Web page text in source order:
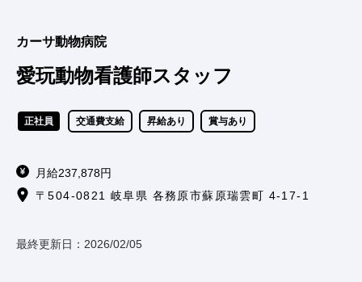
カーサ動物病院
愛玩動物看護師スタッフ
正社員 交通費支給 昇給あり 賞与あり
月給237,878円
〒504-0821 岐阜県 各務原市蘇原瑞雲町 4-17-1
最終更新日： 2026/02/05